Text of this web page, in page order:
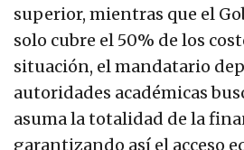
superior, mientras que el
solo cubre el 50% de los
situación, el mandatario
autoridades académicas
asuma la totalidad de la
garantizando así el acceso